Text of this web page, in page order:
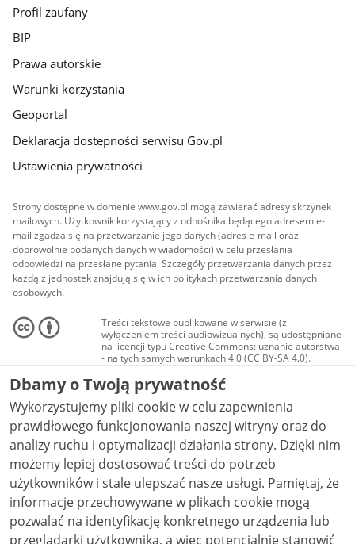
Profil zaufany
BIP
Prawa autorskie
Warunki korzystania
Geoportal
Deklaracja dostępności serwisu Gov.pl
Ustawienia prywatności
Strony dostępne w domenie www.gov.pl mogą zawierać adresy skrzynek
mailowych. Użytkownik korzystający z odnośnika będącego adresem e-
mail zgadza się na przetwarzanie jego danych (adres e-mail oraz
dobrowolnie podanych danych w wiadomości) w celu przesłania
odpowiedzi na przesłane pytania. Szczegóły przetwarzania danych przez
każdą z jednostek znajdują się w ich politykach przetwarzania danych
osobowych.
Treści tekstowe publikowane w serwisie (z
wyłączeniem treści audiowizualnych), są udostępniane
na licencji typu Creative Commons: uznanie autorstwa
- na tych samych warunkach 4.0 (CC BY-SA 4.0).
Materiały audiowizualne, w tym zdjęcia, materiały
audio i wideo, są udostępniane na licencji typu
Creative Commons: uznanie autorstwa użycie
niekomercyjne - bez utworów zależnych 4.0 (CC BY-
NC-ND 4.0), o ile nie jest to stwierdzone inaczej.
Dbamy o Twoją prywatność
Wykorzystujemy pliki cookie w celu zapewnienia
prawidłowego funkcjonowania naszej witryny oraz do
analizy ruchu i optymalizacji działania strony. Dzięki nim
możemy lepiej dostosować treści do potrzeb
użytkowników i stale ulepszać nasze usługi. Pamiętaj, że
informacje przechowywane w plikach cookie mogą
pozwalać na identyfikację konkretnego urządzenia lub
przeglądarki użytkownika, a więc potencjalnie stanowić